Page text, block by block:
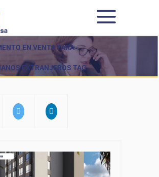
EN VENTA PARA
EXTRANJEROS TAG